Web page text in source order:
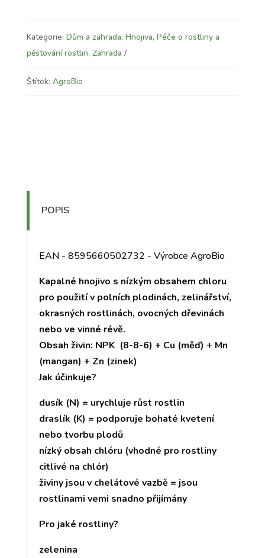
Kategorie: Dům a zahrada, Hnojiva, Péče o rostliny a
pěstování rostlin, Zahrada
Štítek: AgroBio
POPIS
EAN - 8595660502732 - Výrobce AgroBio
Kapalné hnojivo s nízkým obsahem chloru
pro použití v polních plodinách, zelinářství,
okrasných rostlinách, ovocných dřevinách
nebo ve vinné révě.
Obsah živin: NPK (8-8-6) + Cu (měď) + Mn
(mangan) + Zn (zinek)
Jak účinkuje?
dusík (N) = urychluje růst rostlin
draslík (K) = podporuje bohaté kvetení
nebo tvorbu plodů
nízký obsah chlóru (vhodné pro rostliny
citlivé na chlór)
živiny jsou v chelátové vazbě = jsou
rostlinami vemi snadno přijímány
Pro jaké rostliny?
zelenina